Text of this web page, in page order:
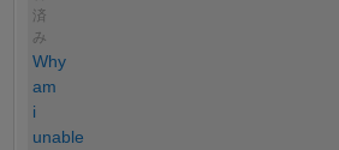
済
み
Why
am
i
unable